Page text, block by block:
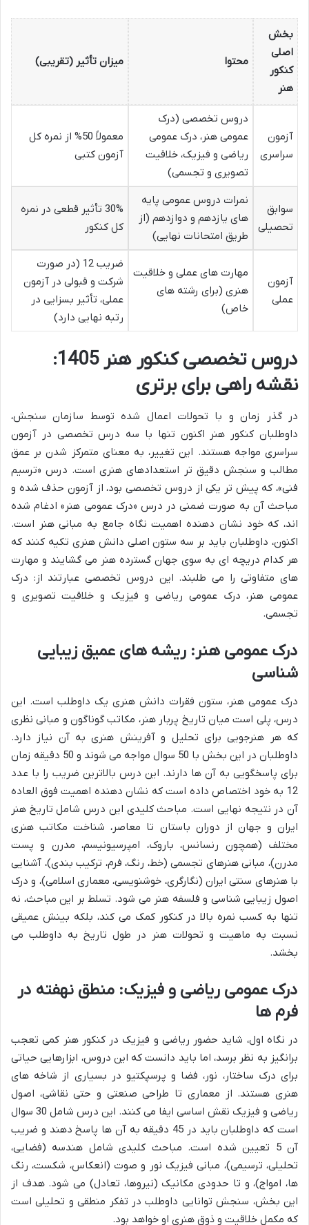
بخش
اصلی
کنکور
هنر
محتوا میزان تأثیر (تقریبی)
آزمون
سراسری
دروس تخصصی (درک
عمومی هنر، درک عمومی
ریاضی و فیزیک، خلاقیت
تصویری و تجسمی)
معمولاً 50% از نمره کل
آزمون کتبی
سوابق
تحصیلی
نمرات دروس عمومی پایه
های یازدهم و دوازدهم (از
طریق امتحانات نهایی)
30% تأثیر قطعی در نمره
کل کنکور
آزمون
عملی
مهارت های عملی و خلاقیت
هنری (برای رشته های
خاص)
ضریب 12 (در صورت
شرکت و قبولی در آزمون
عملی، تأثیر بسزایی در
رتبه نهایی دارد)
دروس تخصصی کنکور هنر 1405:
نقشه راهی برای برتری
در گذر زمان و با تحولات اعمال شده توسط سازمان سنجش،
داوطلبان کنکور هنر اکنون تنها با سه درس تخصصی در آزمون
سراسری مواجه هستند. این تغییر، به معنای متمرکز شدن بر عمق
مطالب و سنجش دقیق تر استعدادهای هنری است. درس «ترسیم
فنی»، که پیش تر یکی از دروس تخصصی بود، از آزمون حذف شده و
مباحث آن به صورت ضمنی در درس «درک عمومی هنر» ادغام شده
اند، که خود نشان دهنده اهمیت نگاه جامع به مبانی هنر است.
اکنون، داوطلبان باید بر سه ستون اصلی دانش هنری تکیه کنند که
هر کدام دریچه ای به سوی جهان گسترده هنر می گشایند و مهارت
های متفاوتی را می طلبند. این دروس تخصصی عبارتند از: درک
عمومی هنر، درک عمومی ریاضی و فیزیک و خلاقیت تصویری و
تجسمی.
درک عمومی هنر: ریشه های عمیق زیبایی
شناسی
درک عمومی هنر، ستون فقرات دانش هنری یک داوطلب است. این
درس، پلی است میان تاریخ پربار هنر، مکاتب گوناگون و مبانی نظری
که هر هنرجویی برای تحلیل و آفرینش هنری به آن نیاز دارد.
داوطلبان در این بخش با 50 سوال مواجه می شوند و 50 دقیقه زمان
برای پاسخگویی به آن ها دارند. این درس بالاترین ضریب را با عدد
12 به خود اختصاص داده است که نشان دهنده اهمیت فوق العاده
آن در نتیجه نهایی است. مباحث کلیدی این درس شامل تاریخ هنر
ایران و جهان از دوران باستان تا معاصر، شناخت مکاتب هنری
مختلف (همچون رنسانس، باروک، امپرسیونیسم، مدرن و پست
مدرن)، مبانی هنرهای تجسمی (خط، رنگ، فرم، ترکیب بندی)، آشنایی
با هنرهای سنتی ایران (نگارگری، خوشنویسی، معماری اسلامی)، و درک
اصول زیبایی شناسی و فلسفه هنر می شود. تسلط بر این مباحث، نه
تنها به کسب نمره بالا در کنکور کمک می کند، بلکه بینش عمیقی
نسبت به ماهیت و تحولات هنر در طول تاریخ به داوطلب می
بخشد.
درک عمومی ریاضی و فیزیک: منطق نهفته در
فرم ها
در نگاه اول، شاید حضور ریاضی و فیزیک در کنکور هنر کمی تعجب
برانگیز به نظر برسد، اما باید دانست که این دروس، ابزارهایی حیاتی
برای درک ساختار، نور، فضا و پرسپکتیو در بسیاری از شاخه های
هنری هستند. از معماری تا طراحی صنعتی و حتی نقاشی، اصول
ریاضی و فیزیک نقش اساسی ایفا می کنند. این درس شامل 30 سوال
است که داوطلبان باید در 45 دقیقه به آن ها پاسخ دهند و ضریب
آن 5 تعیین شده است. مباحث کلیدی شامل هندسه (فضایی،
تحلیلی، ترسیمی)، مبانی فیزیک نور و صوت (انعکاس، شکست، رنگ
ها، امواج)، و تا حدودی مکانیک (نیروها، تعادل) می شود. هدف از
این بخش، سنجش توانایی داوطلب در تفکر منطقی و تحلیلی است
که مکمل خلاقیت و ذوق هنری او خواهد بود.